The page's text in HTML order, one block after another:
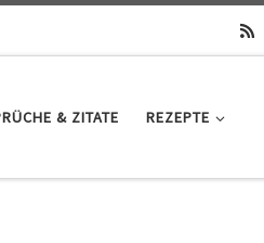
& ZITATE REZEPTE